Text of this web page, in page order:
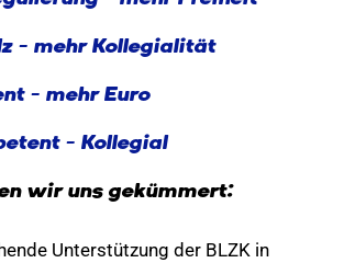
– mehr Kollegialität
– mehr Euro
– Kollegial
wir uns gekümmert:
Unterstützung der BLZK in